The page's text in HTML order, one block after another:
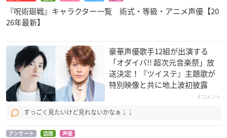
『呪術廻戦』キャラクター一覧 術式・等級・アニメ声優【20
26年最新】
豪華声優歌手12組が出演する
「オダイバ!! 超次元音楽祭」放
送決定！『ツイステ』主題歌が
特別映像と共に地上波初披露
4コメント
すっごく見たいけど見れないかなぁ；；
アンケート 話題 声優